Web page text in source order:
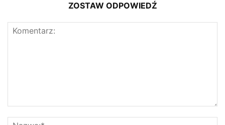
ZOSTAW ODPOWIEDŹ